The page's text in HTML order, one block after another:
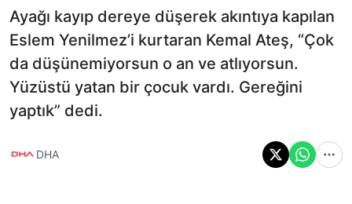
Ayağı kayıp dereye düşerek akıntıya kapılan
Eslem Yenilmez’i kurtaran Kemal Ateş, “Çok
da düşünemiyorsun o an ve atlıyorsun.
Yüzüstü yatan bir çocuk vardı. Gereğini
yaptık” dedi.
DHA